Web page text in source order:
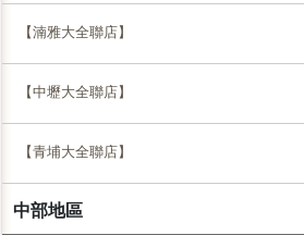
【湳雅大全聯店】
【中壢大全聯店】
【青埔大全聯店】
中部地區